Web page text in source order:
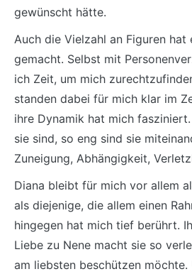
gewünscht hätte.
Auch die Vielzahl an Figuren
gemacht. Selbst mit
ich Zeit, um mich
standen dabei für mich klar im
ihre Dynamik hat mich
sie sind, so eng sind sie
Zuneigung, Abhängigkeit,
Diana bleibt für mich vor allem
als diejenige, die allem einen
hingegen hat mich tief berührt.
Liebe zu Nene macht sie so
am liebsten beschützen